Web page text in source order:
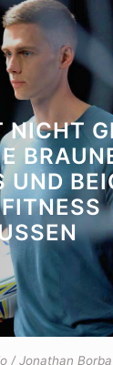
NICHT
B
/ Jonathan Borba